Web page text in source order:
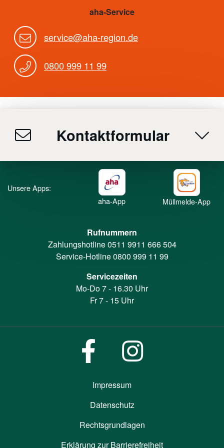
aha-Service
service@aha-region.de
0800 999 11 99
Kontaktformular
Unsere Apps:
aha-App
Müllmelde-App
Rufnummern
Zahlungshotline0511 9911 666 504
Service-Hotline0800 999 11 99
Servicezeiten
Mo-Do 7 - 16.30 Uhr
Fr 7 - 15 Uhr
Impressum
Datenschutz
Rechtsgrundlagen
Erklärung zur Barrierefreiheit